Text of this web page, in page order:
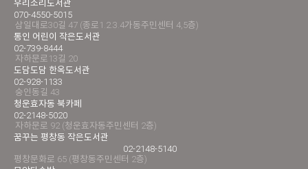
우리소리도서관
070-4550-5015
삼일대로30길 47 (종로1.2.3.4가동주민센터 4,5층)
통인 어린이 작은도서관
02-739-8444
자하문로13길 20
도담도담 한옥도서관
02-928-1133
숭인동길 43
청운효자동 북카페
02-2148-5020
자하문로 92 (청운효자동주민센터 2층)
꿈꾸는 평창동 작은도서관
02-2148-5140
평창문화로 65 (평창동주민센터 2층)